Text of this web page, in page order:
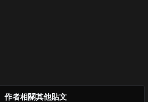
作者相關其他貼文